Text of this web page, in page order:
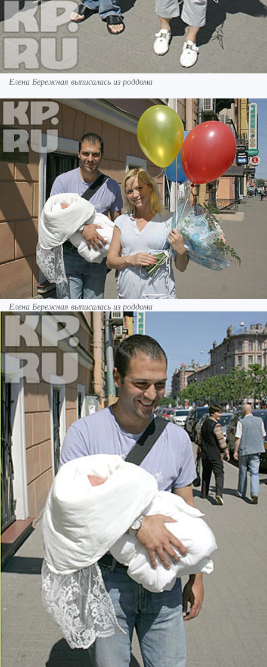
Елена Бережная выписалась из роддома
Елена Бережная выписалась из роддома